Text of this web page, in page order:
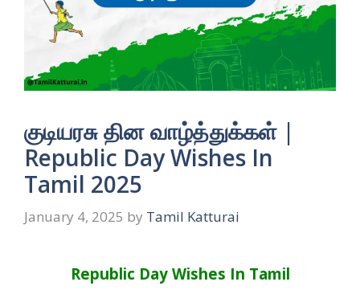
குடியரசு தின வாழ்த்துக்கள் |
Republic Day Wishes In
Tamil 2025
January 4, 2025 by Tamil Katturai
Republic Day Wishes In Tamil